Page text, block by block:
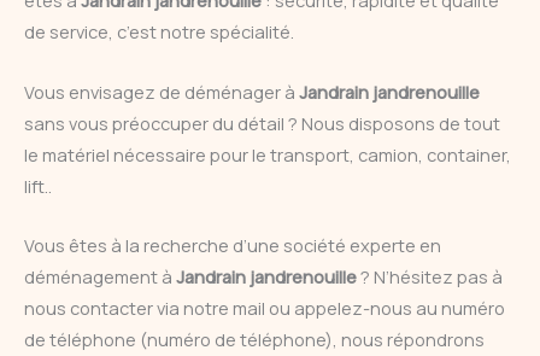
de service, c’est notre spécialité.
Vous envisagez de déménager à Jandrain jandrenouille
sans vous préoccuper du détail ? Nous disposons de tout
le matériel nécessaire pour le transport, camion, container,
lift..
Vous êtes à la recherche d’une société experte en
déménagement à Jandrain jandrenouille? N’hésitez pas à
nous contacter via notre mail ou appelez-nous au numéro
de téléphone (numéro de téléphone), nous répondrons